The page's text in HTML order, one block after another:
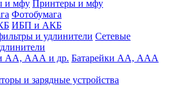
Принтеры и мфу
Фотобумага
ИБП и АКБ
Сетевые
Батарейки АА, ААА